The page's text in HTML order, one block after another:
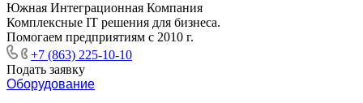
Южная Интеграционная Компания
Комплексные IT решения для бизнеса.
Помогаем предприятиям с 2010 г.
+7 (863) 225-10-10
Подать заявку
Оборудование